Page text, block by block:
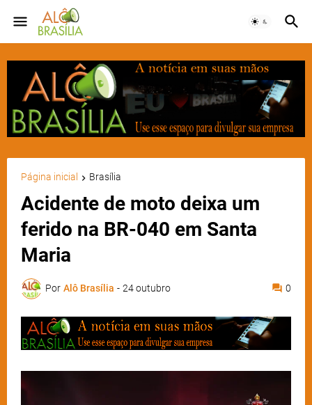
Página inicial Brasília
Acidente de moto deixa um
ferido na BR-040 em Santa
Maria
Por Alô Brasília - 24 outubro 0